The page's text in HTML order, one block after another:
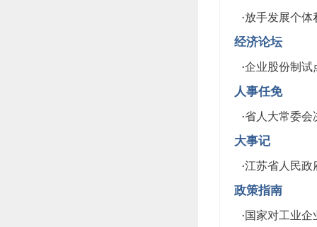
·放手发展个体
经济论坛
·企业股份制试
人事任免
·省人大常委会
大事记
·江苏省人民政
政策指南
·国家对工业企